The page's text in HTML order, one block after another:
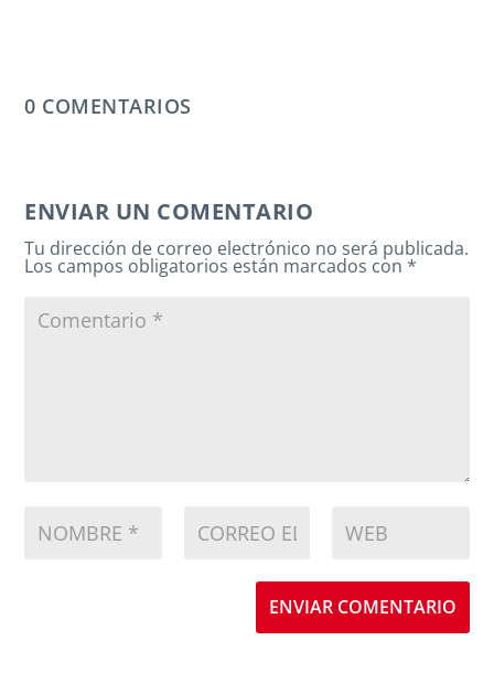
0 COMENTARIOS
ENVIAR UN COMENTARIO
Tu dirección de correo electrónico no será publicada.
Los campos obligatorios están marcados con*
ENVIAR COMENTARIO